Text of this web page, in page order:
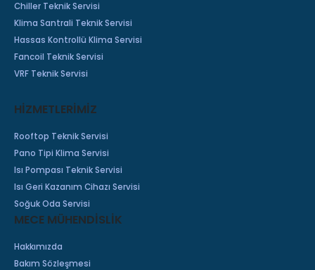
Chiller Teknik Servisi
Klima Santrali Teknik Servisi
Hassas Kontrollü Klima Servisi
Fancoil Teknik Servisi
VRF Teknik Servisi
HİZMETLERİMİZ
Rooftop Teknik Servisi
Pano Tipi Klima Servisi
Isı Pompası Teknik Servisi
Isı Geri Kazanım Cihazı Servisi
Soğuk Oda Servisi
MECE MÜHENDİSLİK
Hakkımızda
Bakım Sözleşmesi